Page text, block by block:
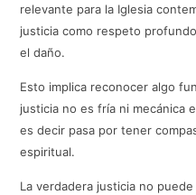
relevante para la Iglesia
justicia como respeto
el daño.
Esto implica reconocer algo
justicia no es fría ni mecánica
es decir pasa por tener
espiritual.
La verdadera justicia no